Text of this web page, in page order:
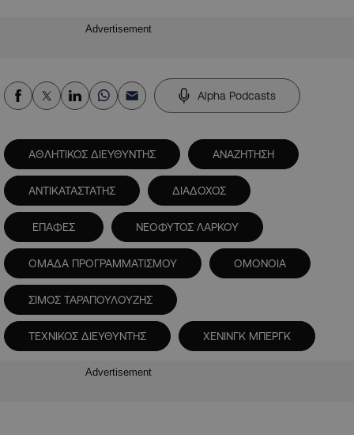
Advertisement
Alpha Podcasts
ΑΘΛΗΤΙΚΟΣ ΔΙΕΥΘΥΝΤΗΣ ΑΝΑΖΗΤΗΣΗ
ΑΝΤΙΚΑΤΑΣΤΑΤΗΣ ΔΙΑΔΟΧΟΣ
ΕΠΑΦΕΣ ΝΕΟΦΥΤΟΣ ΛΑΡΚΟΥ
ΟΜΑΔΑ ΠΡΟΓΡΑΜΜΑΤΙΣΜΟΥ ΟΜΟΝΟΙΑ
ΣΙΜΟΣ ΤΑΡΑΠΟΥΛΟΥΖΗΣ
ΤΕΧΝΙΚΟΣ ΔΙΕΥΘΥΝΤΗΣ ΧΕΝΙΝΓΚ ΜΠΕΡΓΚ
Advertisement